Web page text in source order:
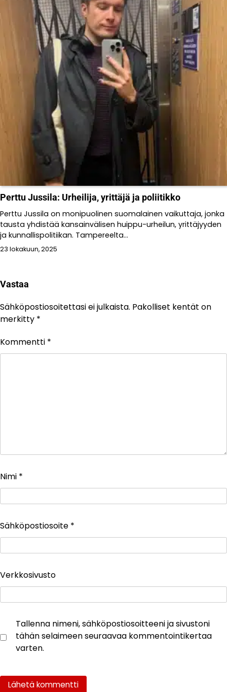
Perttu Jussila: Urheilija, yrittäjä ja poliitikko
Perttu Jussila on monipuolinen suomalainen vaikuttaja, jonka
tausta yhdistää kansainvälisen huippu-urheilun, yrittäjyyden
ja kunnallispolitiikan. Tampereelta...
23 lokakuun, 2025
Vastaa
Sähköpostiosoitettasi ei julkaista. Pakolliset kentät on
merkitty *
Kommentti *
Nimi *
Sähköpostiosoite *
Verkkosivusto
Tallenna nimeni, sähköpostiosoitteeni ja sivustoni
tähän selaimeen seuraavaa kommentointikertaa
varten.